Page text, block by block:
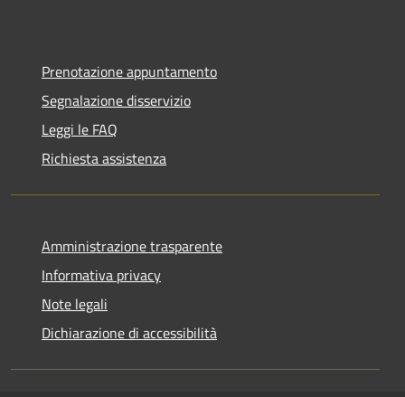
Prenotazione appuntamento
Segnalazione disservizio
Leggi le FAQ
Richiesta assistenza
Amministrazione trasparente
Informativa privacy
Note legali
Dichiarazione di accessibilità